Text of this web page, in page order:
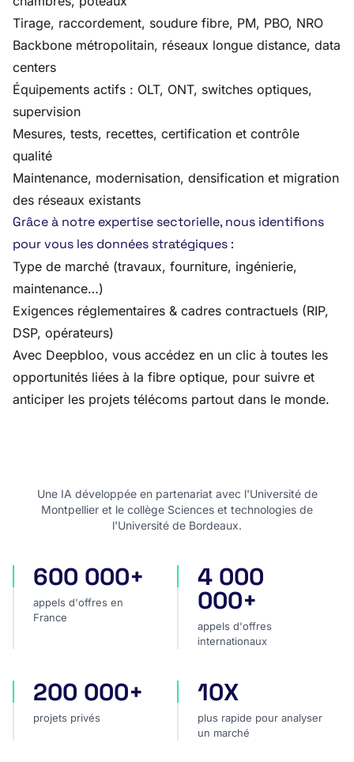
Tirage, raccordement, soudure fibre, PM, PBO, NRO
Backbone métropolitain, réseaux longue distance, data
centers
Équipements actifs : OLT, ONT, switches optiques,
supervision
Mesures, tests, recettes, certification et contrôle
qualité
Maintenance, modernisation, densification et migration
des réseaux existants
Grâce à notre expertise sectorielle, nous identifions
pour vous les données stratégiques :
Type de marché (travaux, fourniture, ingénierie,
maintenance…)
Exigences réglementaires & cadres contractuels (RIP,
DSP, opérateurs)
Avec Deepbloo, vous accédez en un clic à toutes les
opportunités liées à la fibre optique, pour suivre et
anticiper les projets télécoms partout dans le monde.
Une IA développée en partenariat avec l'Université de
Montpellier et le collège Sciences et technologies de
l'Université de Bordeaux.
appels d'offres en France
600 000+
appels d'offres en
France
appels d'offres
4 000
000+
appels d'offres
internationaux
projets privés
200 000+
projets privés
plus rapide pour analyser
10X
plus rapide pour analyser
un marché